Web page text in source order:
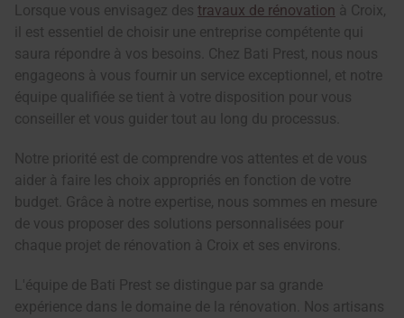
Lorsque vous envisagez des travaux de rénovation à Croix,
il est essentiel de choisir une entreprise compétente qui
saura répondre à vos besoins. Chez Bati Prest, nous nous
engageons à vous fournir un service exceptionnel, et notre
équipe qualifiée se tient à votre disposition pour vous
conseiller et vous guider tout au long du processus.
Notre priorité est de comprendre vos attentes et de vous
aider à faire les choix appropriés en fonction de votre
budget. Grâce à notre expertise, nous sommes en mesure
de vous proposer des solutions personnalisées pour
chaque projet de rénovation à Croix et ses environs.
L'équipe de Bati Prest se distingue par sa grande
expérience dans le domaine de la rénovation. Nos artisans